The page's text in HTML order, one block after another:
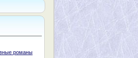
романы